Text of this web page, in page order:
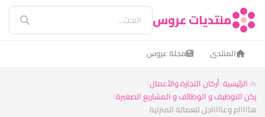
منتديات عروس
المنتدى مجلة عروس
الرئيسية أركان التجارة والأعمال
ركن التوظيف و الوظائف و المشاريع الصغيرة
هااااام وعاااااجل للعمالة المنزلية